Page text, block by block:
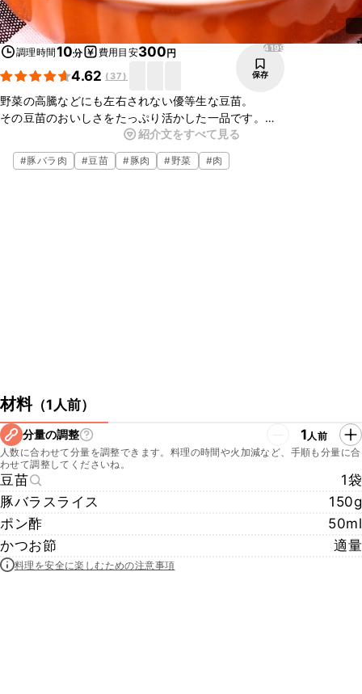
調理時間10分 費用目安300円
4.62 ( 37)
4199
保存
野菜の高騰などにも左右されない優等生な豆苗。
その豆苗のおいしさをたっぷり活かした一品です。
レンジでチンをするだけであっという間に晩ご飯の出来上がり！
時間が無いときにもオススメのレシピです。
紹介文をすべて見る
#豚バラ肉 #豆苗 #豚肉 #野菜 #肉
材料（1人前）
分量の調整 1人前
人数に合わせて分量を調整できます。料理の時間や火加減など、手順も分量に合
わせて調整してくださいね。
豆苗
1袋
豚バラスライス
150g
ポン酢
50ml
かつお節
適量
料理を安全に楽しむための注意事項